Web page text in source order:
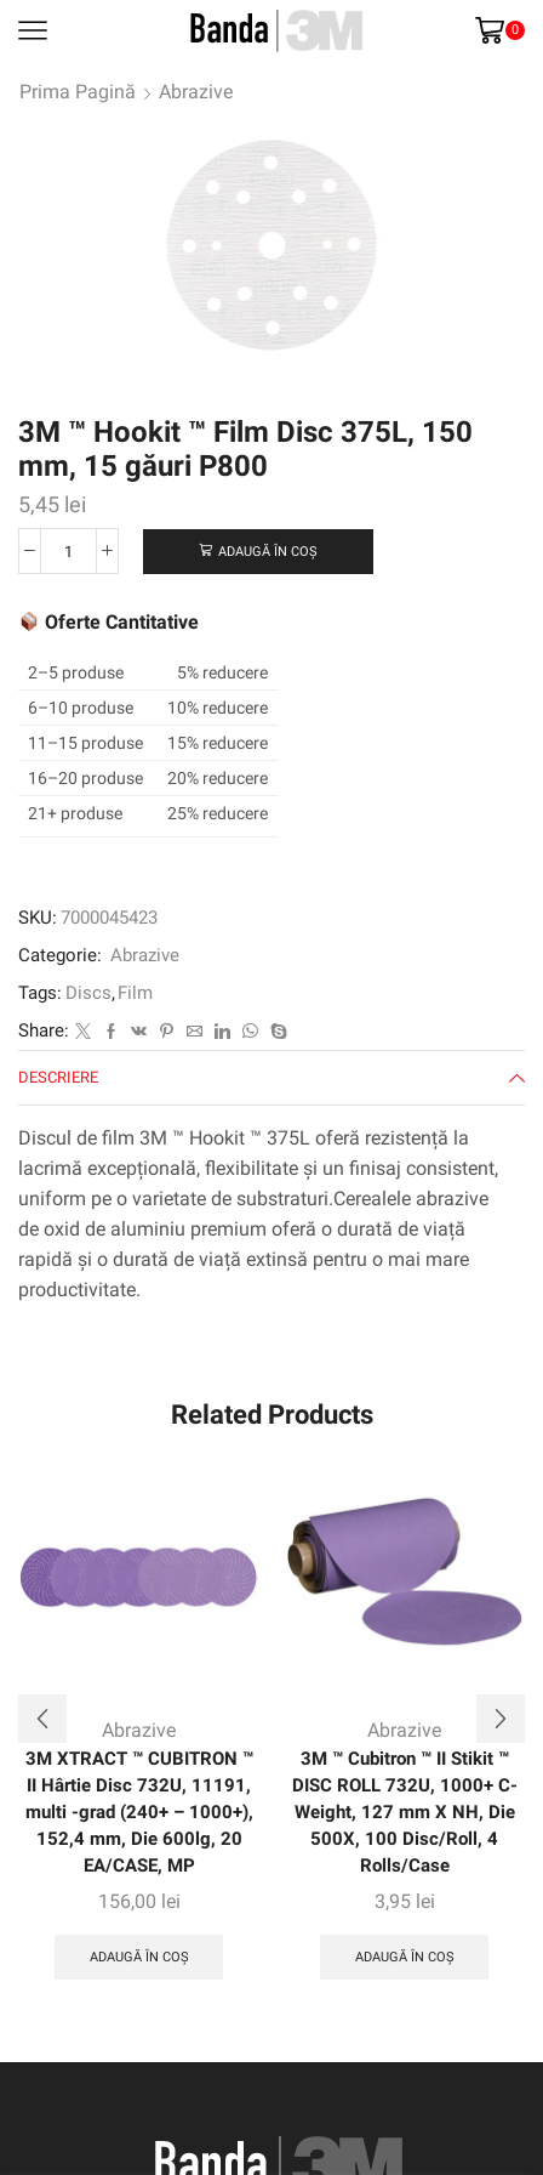
0
Prima Pagină Abrazive
3M ™ Hookit ™ Film Disc 375L, 150
mm, 15 găuri P800
5,45 lei
Cantitate
™
™
Film
Disc
375L,
150
mm,
ADAUGĂ ÎN COȘ
Oferte Cantitative
2–5 produse
5% reducere
6–10 produse
10% reducere
11–15 produse
15% reducere
16–20 produse
20% reducere
21+ produse
25% reducere
SKU: 7000045423
Categorie: Abrazive
Tags: Discs,Film
Share:
DESCRIERE
Discul de film 3M ™ Hookit ™ 375L oferă rezistență la
lacrimă excepțională, flexibilitate și un finisaj consistent,
uniform pe o varietate de substraturi.Cerealele abrazive
de oxid de aluminiu premium oferă o durată de viață
rapidă și o durată de viață extinsă pentru o mai mare
productivitate.
Related Products
Abrazive
3M XTRACT ™ CUBITRON ™
II Hârtie Disc 732U, 11191,
multi -grad (240+ – 1000+),
152,4 mm, Die 600lg, 20
EA/CASE, MP
156,00 lei
ADAUGĂ ÎN COȘ
Abrazive
3M ™ Cubitron ™ II Stikit ™
DISC ROLL 732U, 1000+ C-
Weight, 127 mm X NH, Die
500X, 100 Disc/Roll, 4
Rolls/Case
3,95 lei
ADAUGĂ ÎN COȘ